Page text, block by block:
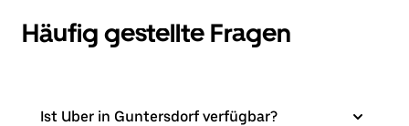
Häufig gestellte Fragen
Ist Uber in Guntersdorf verfügbar?